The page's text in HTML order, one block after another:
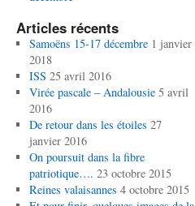
Articles récents
Samoëns 15-17 décembre 1 janvier
2018
ISS 25 avril 2016
Virée pascale – Andalousie 5 avril
2016
De retour dans les étoiles 27
janvier 2016
On poursuit dans la fibre
patriotique…. 23 octobre 2015
Reines valaisannes 4 octobre 2015